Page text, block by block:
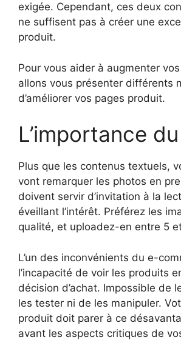
exigée. Cependant, ces deux
ne suffisent pas à créer une
produit.
Pour vous aider à augmenter
allons vous présenter différents
d’améliorer vos pages produit.
L’importance
Plus que les contenus textuels,
vont remarquer les photos en
doivent servir d’invitation à la
éveillant l’intérêt. Préférez les
qualité, et uploadez-en entre 5
L’un des inconvénients du e-
l’incapacité de voir les produits
décision d’achat. Impossible de
les tester ni de les manipuler.
produit doit parer à ce
avant les aspects critiques de